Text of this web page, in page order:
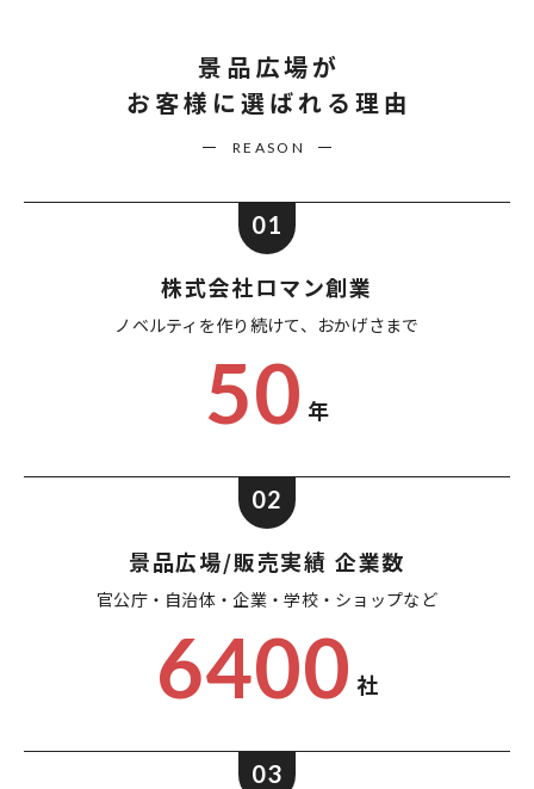
景品広場が
お客様に選ばれる理由
REASON
01
株式会社ロマン創業
ノベルティを作り続けて、 おかげさまで
50 年
02
景品広場/販売実績 企業数
官公庁・自治体・企業・学校・ショップなど
6400 社
03